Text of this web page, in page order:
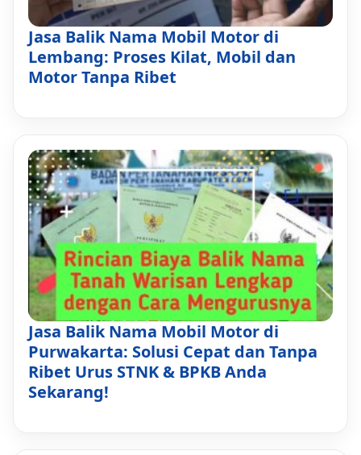
Jasa Balik Nama Mobil Motor di
Lembang: Proses Kilat, Mobil dan
Motor Tanpa Ribet
Jasa Balik Nama Mobil Motor di
Purwakarta: Solusi Cepat dan Tanpa
Ribet Urus STNK & BPKB Anda
Sekarang!